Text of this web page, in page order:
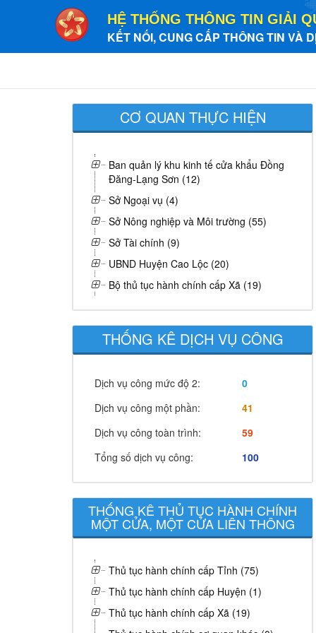
HỆ THỐNG THÔNG TIN GIẢI
KẾT NỐI, CUNG CẤP THÔNG TIN VÀ
CƠ QUAN THỰC HIỆN
Ban quản lý khu kinh tế cửa khẩu Đồng
Đăng-Lạng Sơn (12)
Sở Ngoại vụ (4)
Sở Nông nghiệp và Môi trường (55)
Sở Tài chính (9)
UBND Huyện Cao Lộc (20)
Bộ thủ tục hành chính cấp Xã (19)
THỐNG KÊ DỊCH VỤ CÔNG
Dịch vụ công mức độ 2:
0
Dịch vụ công một phần:
41
Dịch vụ công toàn trình:
59
Tổng số dịch vụ công:
100
THỐNG KÊ THỦ TỤC HÀNH CHÍNH
MỘT CỬA, MỘT CỬA LIÊN THÔNG
Thủ tục hành chính cấp Tỉnh (75)
Thủ tục hành chính cấp Huyện (1)
Thủ tục hành chính cấp Xã (19)